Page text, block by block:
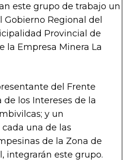
este grupo de trabajo un
Gobierno Regional del
Provincial de
la Empresa Minera La
del Frente
de los Intereses de la
y un
una de las
de la Zona de
integrarán este grupo.